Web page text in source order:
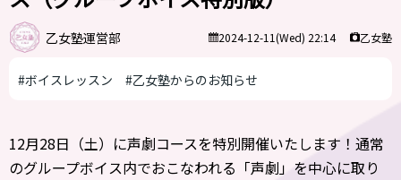
乙女塾運営部 2024-12-11(Wed) 22:14 乙女塾
#ボイスレッスン #乙女塾からのお知らせ
12月28日（土）に声劇コースを特別開催いたします！通常
のグループボイス内でおこなわれる「声劇」を中心に取り